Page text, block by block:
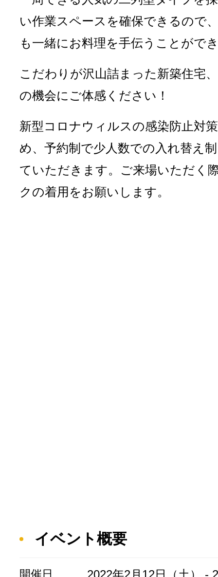
い作業スペースを確保できるので
も一緒にお料理を手伝うことがで
こだわりが沢山詰まった新築住宅
の機会にご体感ください！
新型コロナウィルスの感染防止対
め、予約制で少人数での入れ替え
ていただきます。ご来場いただく
クの着用をお願いします。
イベント概要
開催日